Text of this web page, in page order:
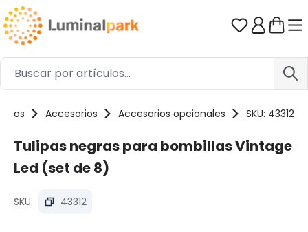
Saltar al contenido principal Tienes 0
Accesorios Accesorios opcionales SKU: 43312
Tulipas negras para bombillas Vintage
Led (set de 8)
SKU: 43312